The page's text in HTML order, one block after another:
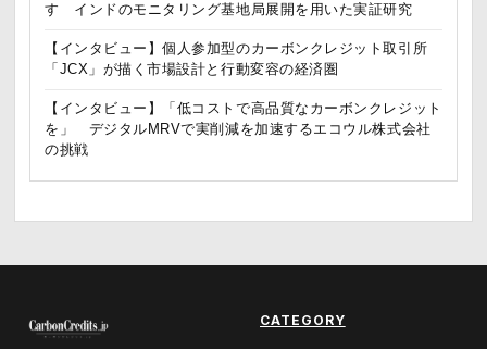
す インドのモニタリング基地局展開を用いた実証研究
【インタビュー】個人参加型のカーボンクレジット取引所
「JCX」が描く市場設計と行動変容の経済圏
【インタビュー】「低コストで高品質なカーボンクレジット
を」 デジタルMRVで実削減を加速するエコウル株式会社
の挑戦
CATEGORY